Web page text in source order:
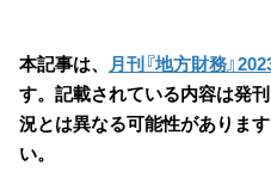
本記事は、 月刊『地方財務』
す。記載されている内容は発
況とは異なる可能性がありま
い。